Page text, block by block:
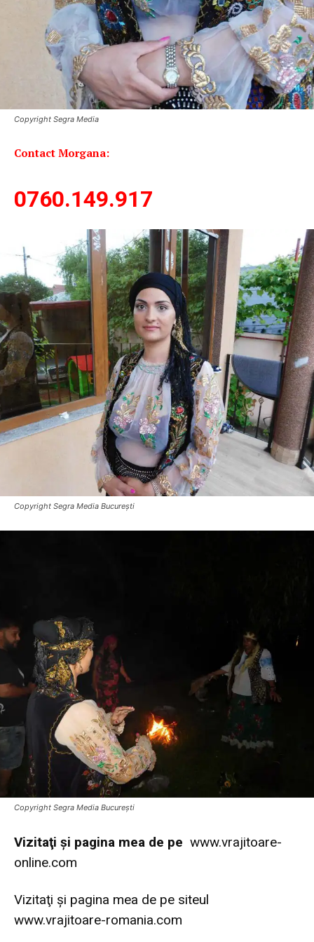
Copyright Segra Media
Contact Morgana:
0760.149.917
Copyright Segra Media București
Copyright Segra Media București
Vizitaţi şi pagina mea de pe www.vrajitoare-
online.com
Vizitaţi şi pagina mea de pe siteul
www.vrajitoare-romania.com